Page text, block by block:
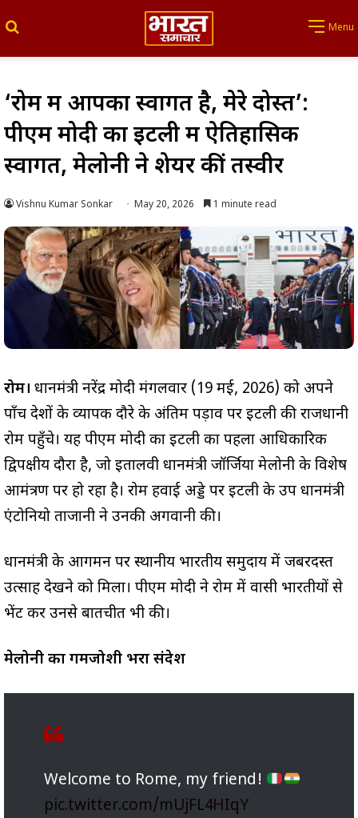
Menu
‘रोम में आपका स्वागत है, मेरे दोस्त’:
पीएम मोदी का इटली में ऐतिहासिक
स्वागत, मेलोनी ने शेयर कीं तस्वीरें
Vishnu Kumar Sonkar May 20, 2026 1 minute read
रोम। प्रधानमंत्री नरेंद्र मोदी मंगलवार (19 मई, 2026) को अपने
पाँच देशों के व्यापक दौरे के अंतिम पड़ाव पर इटली की राजधानी
रोम पहुँचे। यह पीएम मोदी का इटली का पहला आधिकारिक
द्विपक्षीय दौरा है, जो इतालवी प्रधानमंत्री जॉर्जिया मेलोनी के विशेष
आमंत्रण पर हो रहा है। रोम हवाई अड्डे पर इटली के उप प्रधानमंत्री
एंटोनियो ताजानी ने उनकी अगवानी की।
प्रधानमंत्री के आगमन पर स्थानीय भारतीय समुदाय में जबरदस्त
उत्साह देखने को मिला। पीएम मोदी ने रोम में प्रवासी भारतीयों से
भेंट कर उनसे बातचीत भी की।
मेलोनी का गर्मजोशी भरा संदेश
Welcome to Rome, my friend!
pic.twitter.com/mUjFL4HIqY